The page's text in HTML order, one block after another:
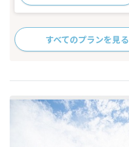
すべてのプランを見る